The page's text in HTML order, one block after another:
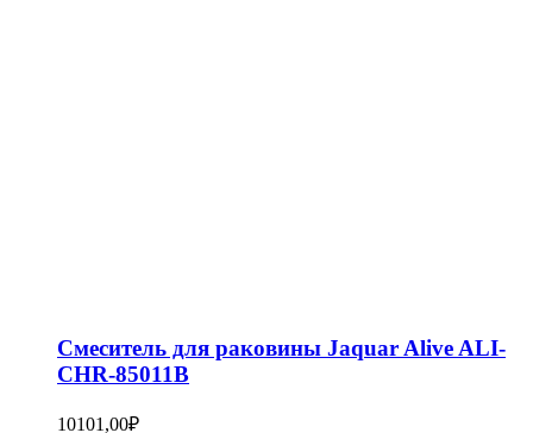
Смеситель для раковины Jaquar Alive ALI-
CHR-85011B
10101,00₽